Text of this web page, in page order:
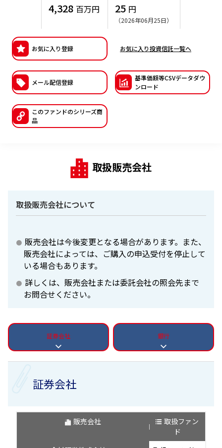
ESGへの取り組み
議決権行使について
国内株式議決権行使の方針と判断基準
サステナビリティレポート等
4,328 百万円 25 円
（2026年06月25日）
お気に入り登録 お気に入り投資信託一覧へ
メール配信登録
基準価額等CSVデータダウ
ンロード
このファンドのシリーズ商
品
取扱販売会社
取扱販売会社について
販売会社は今後変更となる場合があります。また、
販売会社によっては、ご購入の申込受付を停止して
いる場合もあります。
詳しくは、販売会社または委託会社の照会先まで
お問合せください。
証券会社 銀行
証券会社
販売会社
取扱ファン
ド